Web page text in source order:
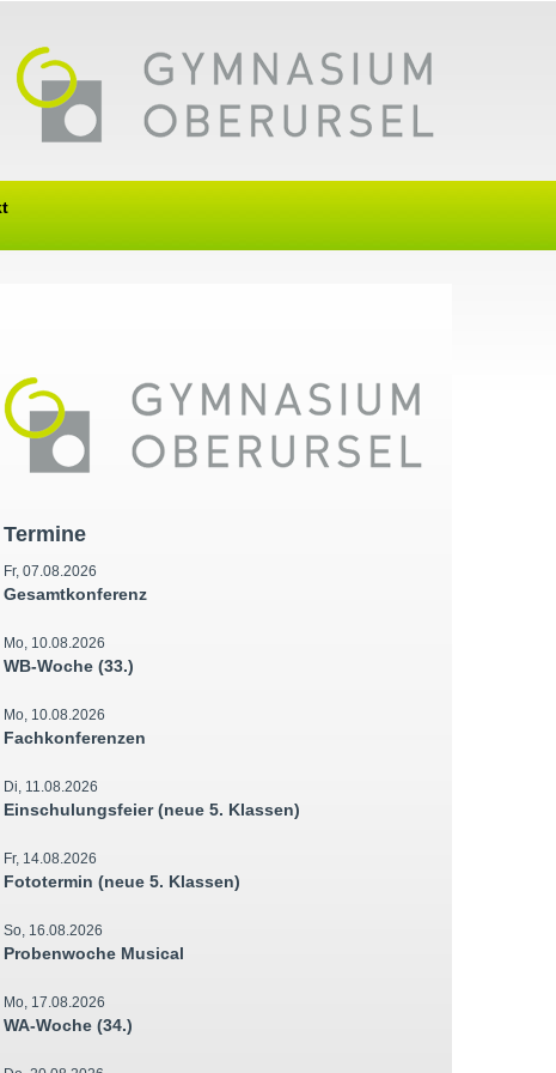
Termine
Fr, 07.08.2026
Gesamtkonferenz
Mo, 10.08.2026
WB-Woche (33.)
Mo, 10.08.2026
Fachkonferenzen
Di, 11.08.2026
Einschulungsfeier (neue 5. Klassen)
Fr, 14.08.2026
Fototermin (neue 5. Klassen)
So, 16.08.2026
Probenwoche Musical
Mo, 17.08.2026
WA-Woche (34.)